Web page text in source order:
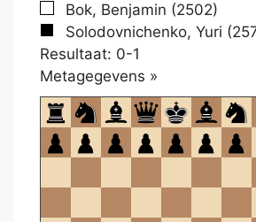
Bok, Benjamin (2502)
Solodovnichenko, Yuri
Resultaat: 0-1
Metagegevens »
om
te
openen.